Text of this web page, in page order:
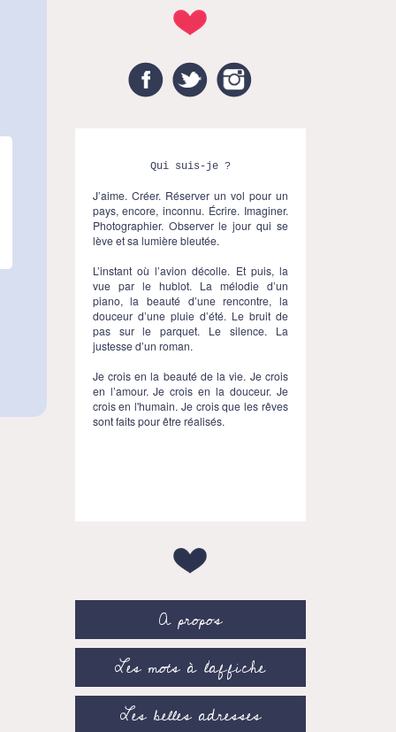
FacebookTwitter
Qui suis-je ?
J’aime. Créer. Réserver un vol pour un
pays, encore, inconnu. Écrire. Imaginer.
Photographier. Observer le jour qui se
lève et sa lumière bleutée.
L’instant où l’avion décolle. Et puis, la
vue par le hublot. La mélodie d’un
piano, la beauté d’une rencontre, la
douceur d’une pluie d’été. Le bruit de
pas sur le parquet. Le silence. La
justesse d’un roman.
Je crois en la beauté de la vie. Je crois
en l’amour. Je crois en la douceur. Je
crois en l'humain. Je crois que les rêves
sont faits pour être réalisés.
A propos
Les mots à l’affiche
Les belles adresses